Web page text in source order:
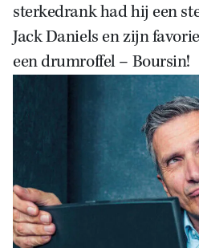
sterkedrank had hij een
Jack Daniels en zijn
een drumroffel – Boursin!